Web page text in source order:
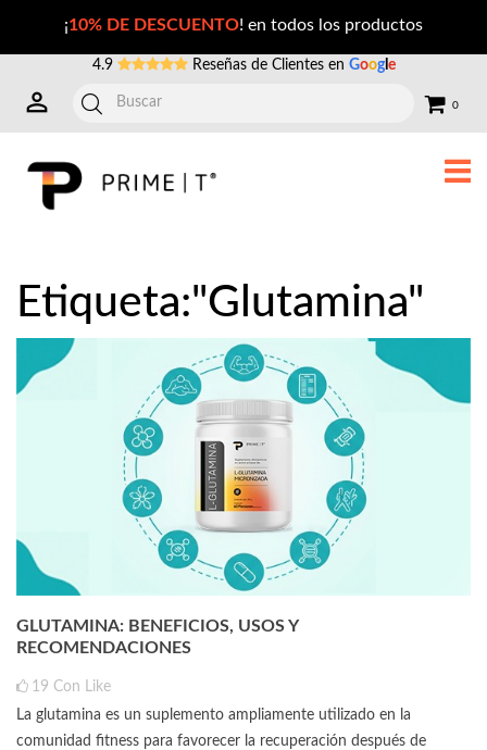
¡10% DE DESCUENTO! en todos los productos
4.9 Reseñas de Clientes en Google
0
Etiqueta:"Glutamina"
GLUTAMINA: BENEFICIOS, USOS Y
RECOMENDACIONES
19 Con Like
La glutamina es un suplemento ampliamente utilizado en la
comunidad fitness para favorecer la recuperación después de